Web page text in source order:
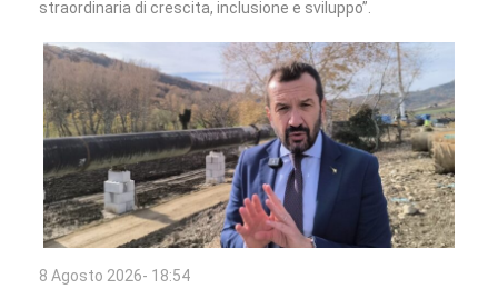
straordinaria di crescita, inclusione e sviluppo”.
8 Agosto 2026- 18:54